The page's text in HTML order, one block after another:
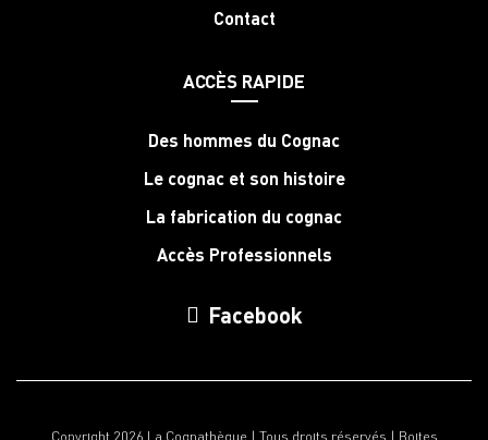
Contact
ACCÈS RAPIDE
Des hommes du Cognac
Le cognac et son histoire
La fabrication du cognac
Accès Professionnels
Facebook
Copyright 2026 La Cognathèque | Tous droits réservés | Boites